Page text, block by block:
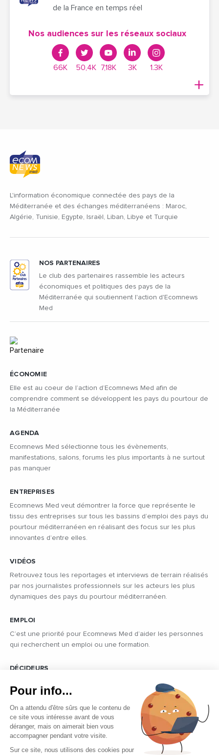
de la France en temps réel
Nos audiences sur les réseaux sociaux
66K 50,4K 7,18K 3K 1.3K
L'information économique connectée des pays de la
Méditerranée et des échanges méditerranéens : Maroc,
Algérie, Tunisie, Egypte, Israël, Liban, Libye et Turquie
ÉCONOMIE
Elle est au coeur de l’action d’Ecomnews Med afin de
comprendre comment se développent les pays du pourtour de
la Méditerranée
AGENDA
Ecomnews Med sélectionne tous les évènements,
manifestations, salons, forums les plus importants à ne surtout
pas manquer
ENTREPRISES
Ecomnews Med veut démontrer la force que représente le
tissu des entreprises sur tous les bassins d’emploi des pays du
pourtour méditerranéen en réalisant des focus sur les plus
innovantes d’entre elles.
VIDÉOS
Retrouvez tous les reportages et interviews de terrain réalisés
par nos journalistes professionnels sur les acteurs les plus
dynamiques des pays du pourtour méditerranéen.
EMPLOI
C’est une priorité pour Ecomnews Med d’aider les personnes
qui recherchent un emploi ou une formation.
DÉCIDEURS
politique des pays du pourtour de la Méditerranée.
NOS PARTENAIRES
Le club des partenaires rassemble les acteurs
économiques et politiques des pays de la
Méditerranée qui soutiennent l'action d'Ecomnews
Med
Pour info...
On a attendu d'être sûrs que le contenu de
ce site vous intéresse avant de vous
déranger, mais on aimerait bien vous
accompagner pendant votre visite.
Sur ce site, nous utilisons des cookies pour